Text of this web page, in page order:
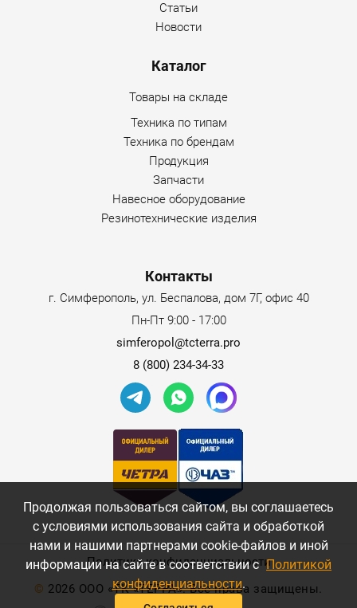
Статьи
Новости
Каталог
Товары на складе
Техника по типам
Техника по брендам
Продукция
Запчасти
Навесное оборудование
Резинотехнические изделия
Контакты
г. Симферополь, ул. Беспалова, дом 7Г, офис 40
Пн-Пт 9:00 - 17:00
simferopol@tcterra.pro
8 (800) 234-34-33
© 2026 ООО «ТК «ТЕРРА». Все права защищены.
Политика конфиденциальности
Продолжая пользоваться сайтом, вы соглашаетесь
с условиями использования сайта и обработкой
нами и нашими партнерами cookie-файлов и иной
информации на сайте в соответствии с Политикой
конфиденциальности.